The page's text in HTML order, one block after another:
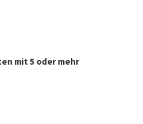
mit 5 oder mehr